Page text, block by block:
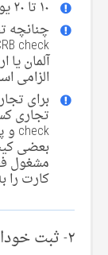
۱۰ تا ۲۰ یورو برای هزینه ثبت
چنانچه
الزامی
برای
بعضی‌
مشغول
کارت را
۲- ثبت خوداشتغالی فریلنس